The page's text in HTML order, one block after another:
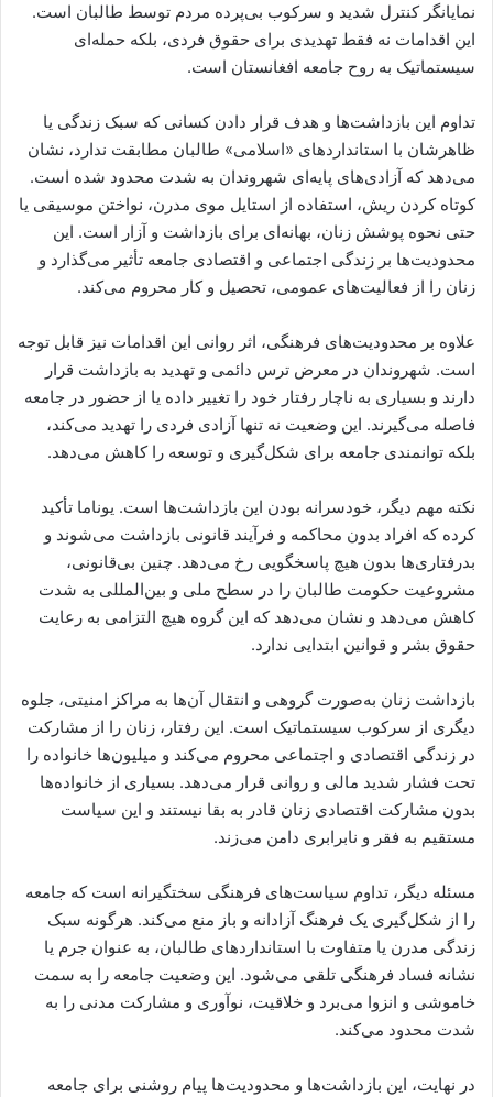
نمایانگر کنترل شدید و سرکوب بی‌پرده مردم توسط طالبان است.
این اقدامات نه فقط تهدیدی برای حقوق فردی، بلکه حمله‌ای
سیستماتیک به روح جامعه افغانستان است.
تداوم این بازداشت‌ها و هدف قرار دادن کسانی که سبک زندگی یا
ظاهرشان با استانداردهای «اسلامی» طالبان مطابقت ندارد، نشان
می‌دهد که آزادی‌های پایه‌ای شهروندان به شدت محدود شده است.
کوتاه کردن ریش، استفاده از استایل موی مدرن، نواختن موسیقی یا
حتی نحوه پوشش زنان، بهانه‌ای برای بازداشت و آزار است. این
محدودیت‌ها بر زندگی اجتماعی و اقتصادی جامعه تأثیر می‌گذارد و
زنان را از فعالیت‌های عمومی، تحصیل و کار محروم می‌کند.
علاوه بر محدودیت‌های فرهنگی، اثر روانی این اقدامات نیز قابل توجه
است. شهروندان در معرض ترس دائمی و تهدید به بازداشت قرار
دارند و بسیاری به ناچار رفتار خود را تغییر داده یا از حضور در جامعه
فاصله می‌گیرند. این وضعیت نه تنها آزادی فردی را تهدید می‌کند،
بلکه توانمندی جامعه برای شکل‌گیری و توسعه را کاهش می‌دهد.
نکته مهم دیگر، خودسرانه بودن این بازداشت‌ها است. یوناما تأکید
کرده که افراد بدون محاکمه و فرآیند قانونی بازداشت می‌شوند و
بدرفتاری‌ها بدون هیچ پاسخگویی رخ می‌دهد. چنین بی‌قانونی،
مشروعیت حکومت طالبان را در سطح ملی و بین‌المللی به شدت
کاهش می‌دهد و نشان می‌دهد که این گروه هیچ التزامی به رعایت
حقوق بشر و قوانین ابتدایی ندارد.
بازداشت زنان به‌صورت گروهی و انتقال آن‌ها به مراکز امنیتی، جلوه
دیگری از سرکوب سیستماتیک است. این رفتار، زنان را از مشارکت
در زندگی اقتصادی و اجتماعی محروم می‌کند و میلیون‌ها خانواده را
تحت فشار شدید مالی و روانی قرار می‌دهد. بسیاری از خانواده‌ها
بدون مشارکت اقتصادی زنان قادر به بقا نیستند و این سیاست
مستقیم به فقر و نابرابری دامن می‌زند.
مسئله دیگر، تداوم سیاست‌های فرهنگی سختگیرانه است که جامعه
را از شکل‌گیری یک فرهنگ آزادانه و باز منع می‌کند. هرگونه سبک
زندگی مدرن یا متفاوت با استانداردهای طالبان، به عنوان جرم یا
نشانه فساد فرهنگی تلقی می‌شود. این وضعیت جامعه را به سمت
خاموشی و انزوا می‌برد و خلاقیت، نوآوری و مشارکت مدنی را به
شدت محدود می‌کند.
در نهایت، این بازداشت‌ها و محدودیت‌ها پیام روشنی برای جامعه